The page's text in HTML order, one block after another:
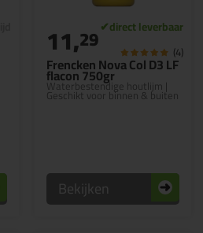
Frencken Nova Col D3 LF
flacon 750gr
Waterbestendige houtlijm |
Geschikt voor binnen & buiten
11,29 (4)
Bekijken